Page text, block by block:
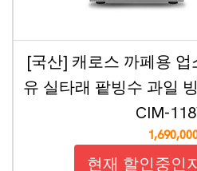
[국산] 캐로스 까페용
유 실타래 팥빙수 과일
CIM-
현재 할인중인